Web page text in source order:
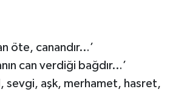
öte, canandır…’
can verdiği bağdır…’
sevgi, aşk, merhamet, hasret,